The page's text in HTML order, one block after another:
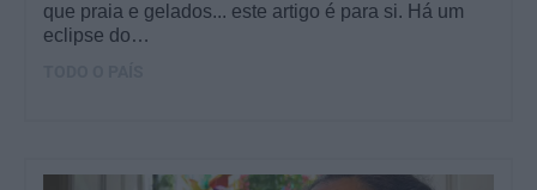
que praia e gelados... este artigo é para si. Há um
eclipse do…